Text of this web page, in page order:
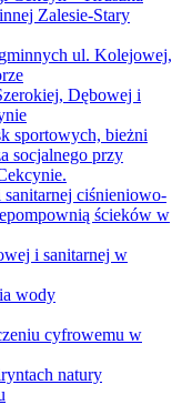
Zalesie-Stary
ul. Kolejowej,
Dębowej i
sportowych, bieżni
socjalnego przy
ciśnieniowo-
ścieków w
i sanitarnej w
wody
cyfrowemu w
natury